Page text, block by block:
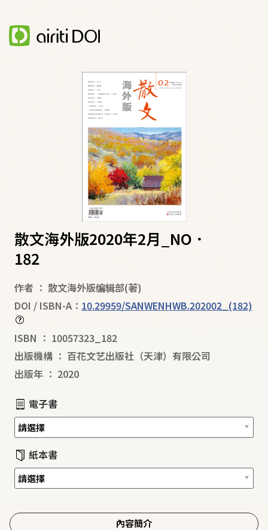
散文海外版2020年2月_NO．
182
作者 ： 散文海外版编辑部(著)
DOI / ISBN-A： 10.29959/SANWENHWB.202002_(182)
ISBN ： 10057323_182
出版機構 ： 百花文艺出版社（天津）有限公司
出版年 ： 2020
電子書
紙本書
內容簡介